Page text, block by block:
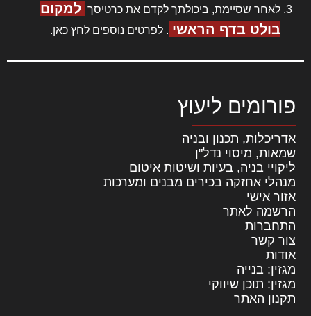
לאחר שסיימת, ביכולתך לקדם את כרטיסך למקום
בולט בדף הראשי . לפרטים נוספים לחץ כאן.
פורומים ליעוץ
אדריכלות, תכנון ובניה
שמאות, מיסוי נדל"ן
ליקויי בניה, בעיות ושיטות איטום
מנהלי אחזקה בכירים מבנים ומערכות
אזור אישי
הרשמה לאתר
התחברות
צור קשר
אודות
מגזין: בנייה
מגזין: תוכן שיווקי
תקנון האתר